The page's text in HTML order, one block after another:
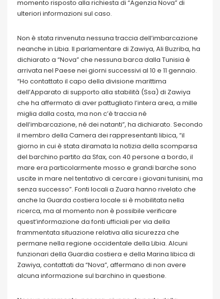
momento risposto alla richiesta di “Agenzia Nova” di
ulteriori informazioni sul caso.
Non è stata rinvenuta nessuna traccia dell’imbarcazione
neanche in Libia. Il parlamentare di Zawiya, Ali Buzriba, ha
dichiarato a “Nova” che nessuna barca dalla Tunisia è
arrivata nel Paese nei giorni successivi al 10 e 11 gennaio.
“Ho contattato il capo della divisione marittima
dell’Apparato di supporto alla stabilità (Ssa) di Zawiya
che ha affermato di aver pattugliato l’intera area, a mille
miglia dalla costa, ma non c’è traccia né
dell’imbarcazione, né dei natanti”, ha dichiarato. Secondo
il membro della Camera dei rappresentanti libica, “il
giorno in cui è stata diramata la notizia della scomparsa
del barchino partito da Sfax, con 40 persone a bordo, il
mare era particolarmente mosso e grandi barche sono
uscite in mare nel tentativo di cercare i giovani tunisini, ma
senza successo”. Fonti locali a Zuara hanno rivelato che
anche la Guarda costiera locale si è mobilitata nella
ricerca, ma al momento non è possibile verificare
quest’informazione da fonti ufficiali per via della
frammentata situazione relativa alla sicurezza che
permane nella regione occidentale della Libia. Alcuni
funzionari della Guardia costiera e della Marina libica di
Zawiya, contattati da “Nova”, affermano di non avere
alcuna informazione sul barchino in questione.